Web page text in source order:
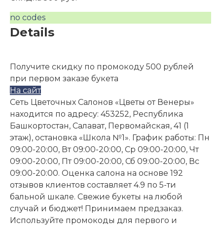
no codes
Details
Получите скидку по промокоду 500 рублей
при первом заказе букета
На сайт
Сеть Цветочных Салонов «Цветы от Венеры»
находится по адресу: 453252, Республика
Башкортостан, Салават, Первомайская, 41 (1
этаж), остановка «Школа №1». График работы: Пн
09:00-20:00, Вт 09:00-20:00, Ср 09:00-20:00, Чт
09:00-20:00, Пт 09:00-20:00, Сб 09:00-20:00, Вс
09:00-20:00. Оценка салона на основе 192
отзывов клиентов составляет 4.9 по 5-ти
бальной шкале. Свежие букеты на любой
случай и бюджет! Принимаем предзаказ.
Используйте промокоды для первого и